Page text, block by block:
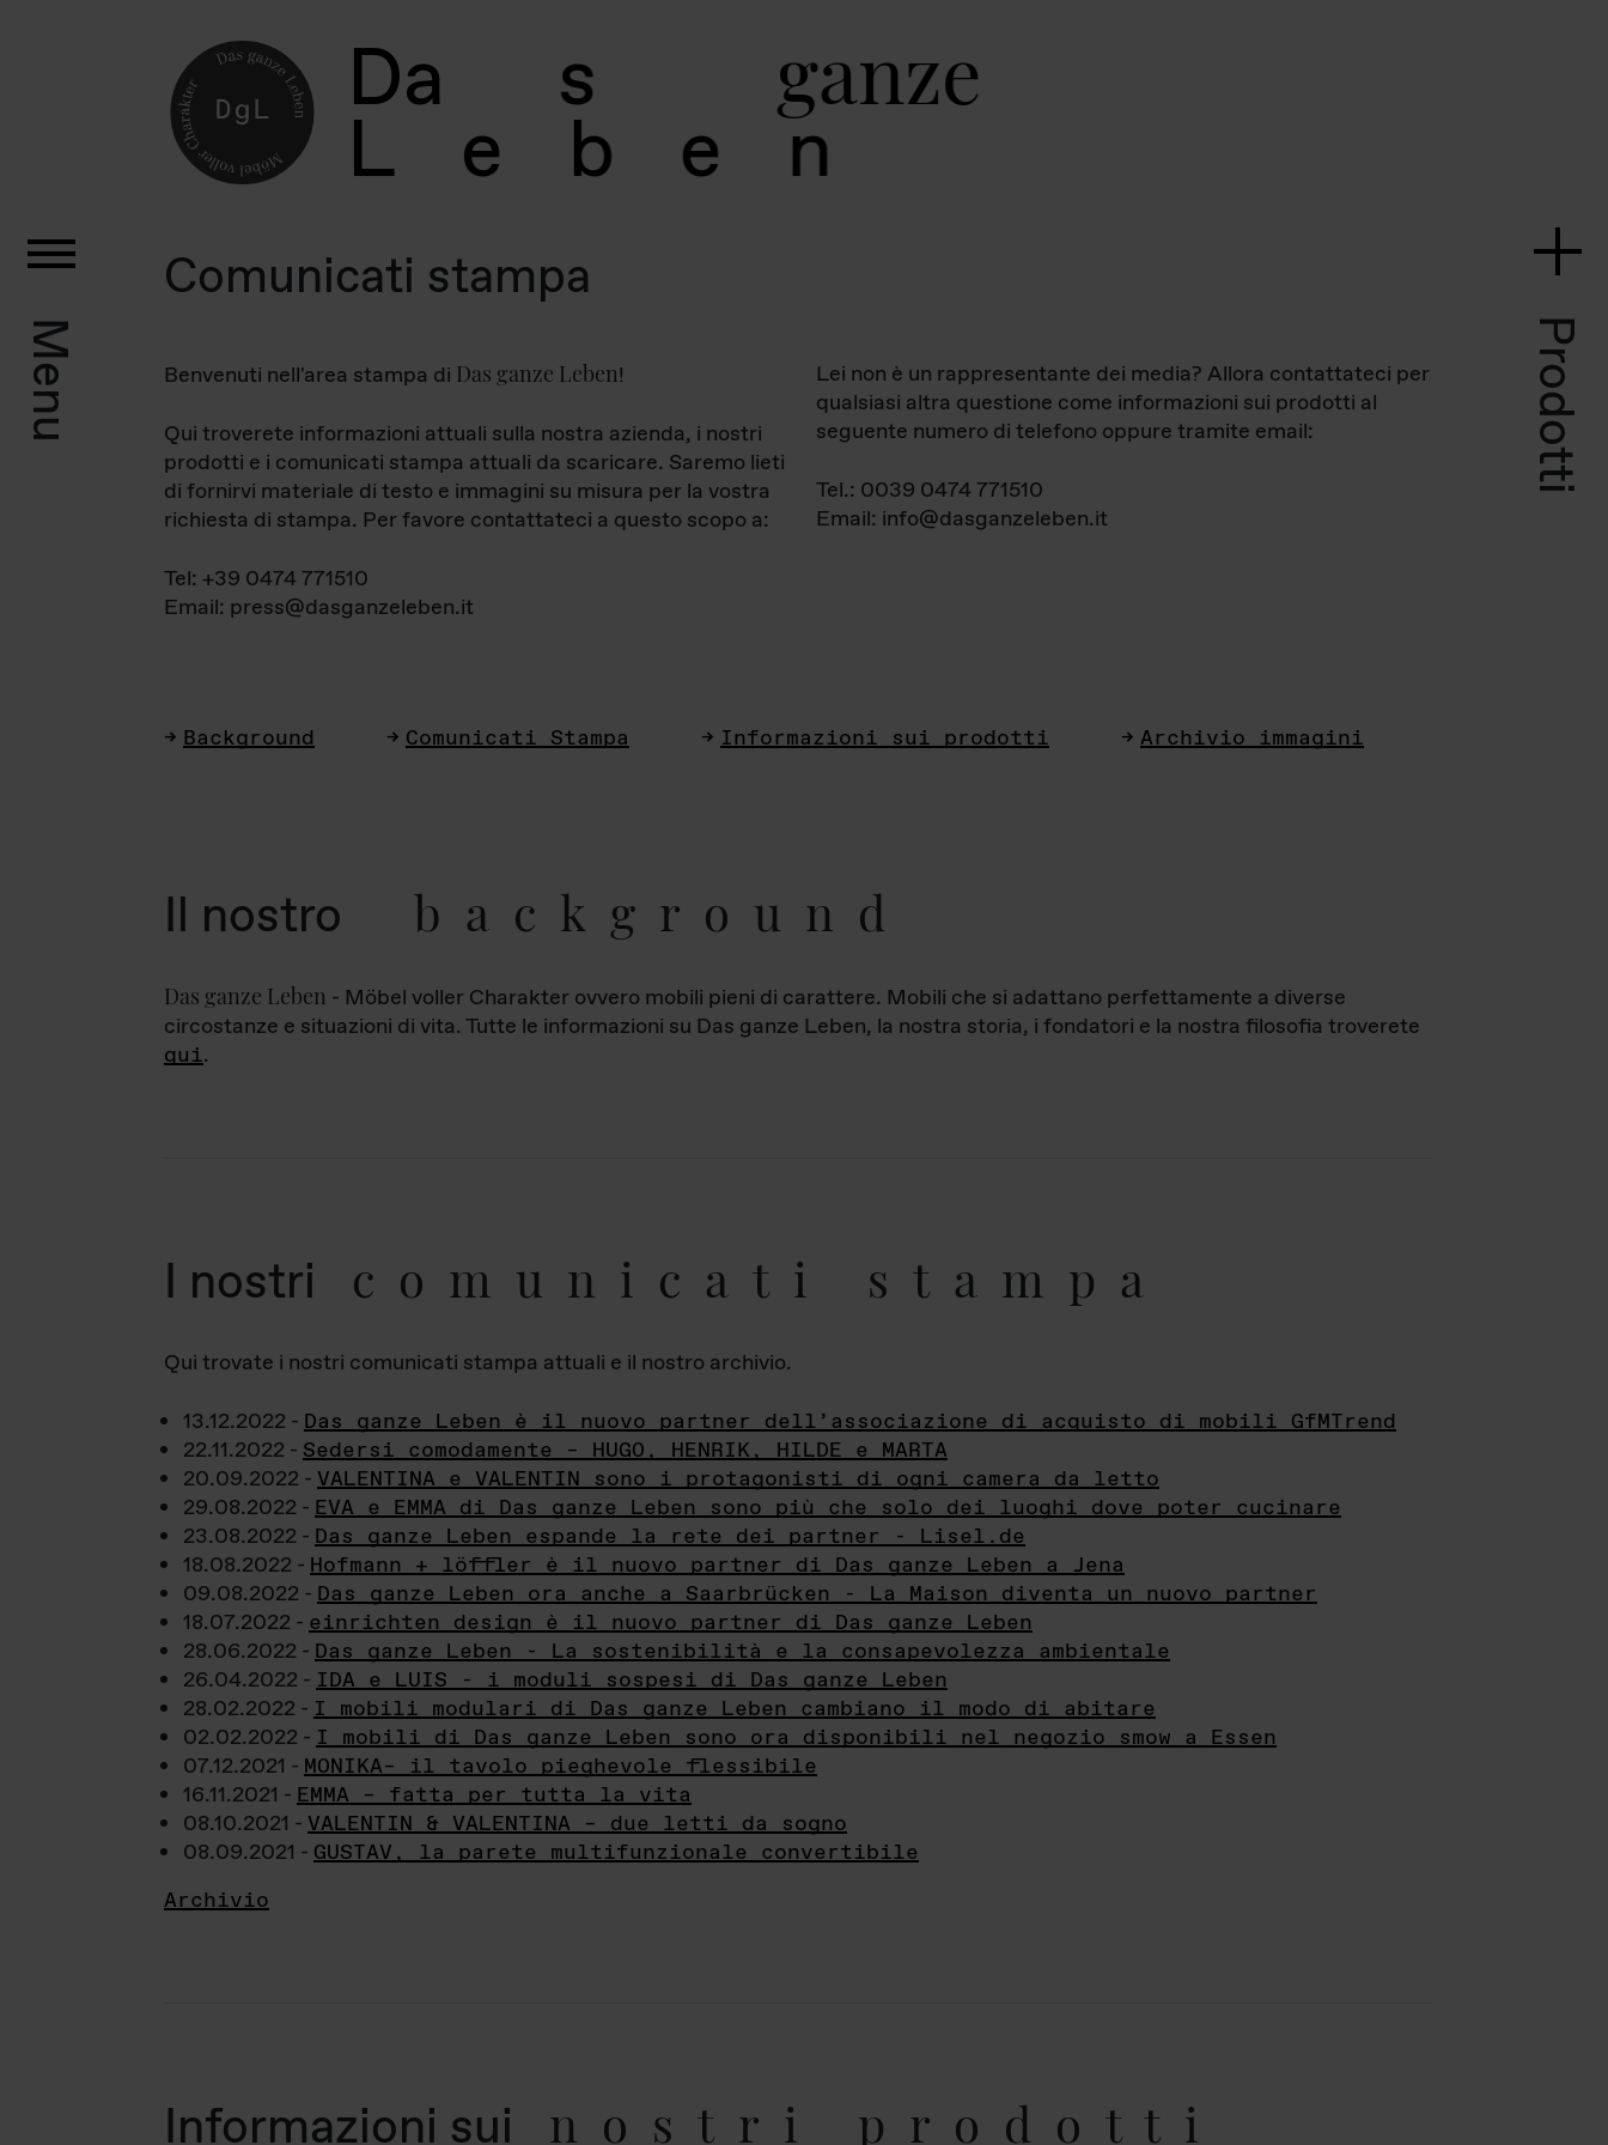
Da s ganz
L e b e
Menu Prodotti
Comunicati stampa
Benvenuti nell'area stampa di Das ganze Leben!
Qui troverete informazioni attuali sulla nostra azienda, i nostri
prodotti e i comunicati stampa attuali da scaricare. Saremo lieti
di fornirvi materiale di testo e immagini su misura per la vostra
richiesta di stampa. Per favore contattateci a questo scopo a:
Tel: +39 0474 771510
Email: press@dasganzeleben.it
Lei non è un rappresentante dei media? Allora contattateci per
qualsiasi altra questione come informazioni sui prodotti al
seguente numero di telefono oppure tramite email:
Tel.: 0039 0474 771510
Email: info@dasganzeleben.it
Background Comunicati Stampa Informazioni sui prodotti Archivio immagini
Il nostro background
Das ganze Leben - Möbel voller Charakter ovvero mobili pieni di carattere. Mobili che si adattano perfettamente a diverse
circostanze e situazioni di vita. Tutte le informazioni su Das ganze Leben, la nostra storia, i fondatori e la nostra filosofia troverete
qui.
I nostri comunicati stampa
Qui trovate i nostri comunicati stampa attuali e il nostro archivio.
13.12.2022 - Das ganze Leben è il nuovo partner dell’associazione di acquisto di mobili GfMTrend
22.11.2022 - Sedersi comodamente – HUGO, HENRIK, HILDE e MARTA
20.09.2022 - VALENTINA e VALENTIN sono i protagonisti di ogni camera da letto
29.08.2022 - EVA e EMMA di Das ganze Leben sono più che solo dei luoghi dove poter cucinare
23.08.2022 - Das ganze Leben espande la rete dei partner - Lisel.de
18.08.2022 - Hofmann + löffler è il nuovo partner di Das ganze Leben a Jena
09.08.2022 - Das ganze Leben ora anche a Saarbrücken - La Maison diventa un nuovo partner
18.07.2022 - einrichten design è il nuovo partner di Das ganze Leben
28.06.2022 - Das ganze Leben - La sostenibilità e la consapevolezza ambientale
26.04.2022 - IDA e LUIS - i moduli sospesi di Das ganze Leben
28.02.2022 - I mobili modulari di Das ganze Leben cambiano il modo di abitare
02.02.2022 - I mobili di Das ganze Leben sono ora disponibili nel negozio smow a Essen
07.12.2021 - MONIKA– il tavolo pieghevole flessibile
16.11.2021 - EMMA – fatta per tutta la vita
08.10.2021 - VALENTIN & VALENTINA – due letti da sogno
08.09.2021 - GUSTAV, la parete multifunzionale convertibile
Archivio
Informazioni sui nostri prodotti